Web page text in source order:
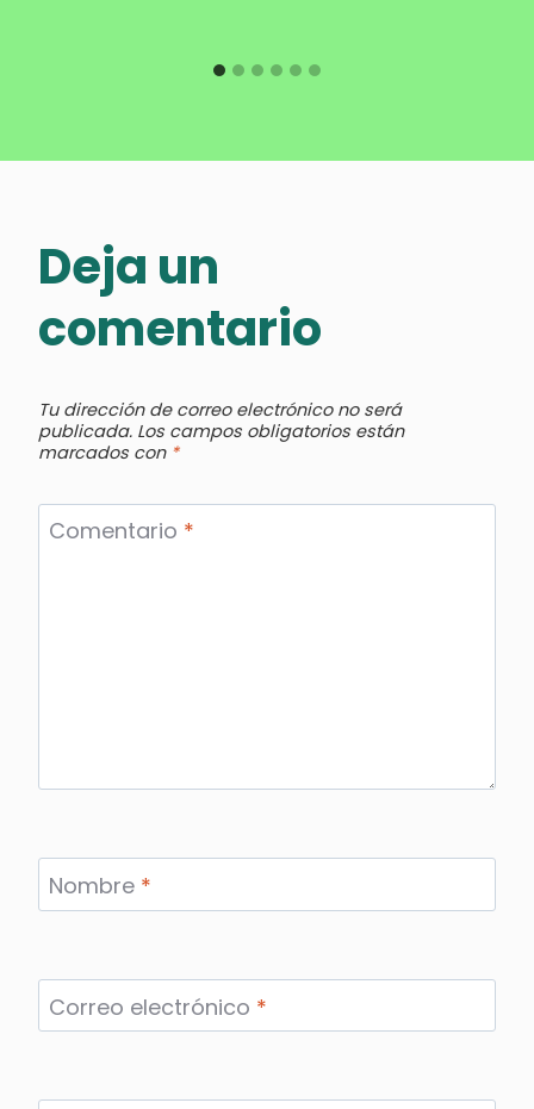
Deja un
comentario
Tu dirección de correo electrónico no será
publicada. Los campos obligatorios están
marcados con *
Comentario *
Nombre *
Correo electrónico *